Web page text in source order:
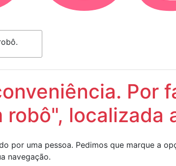
Por
localizada
por uma pessoa. Pedimos que marque a
navegação.